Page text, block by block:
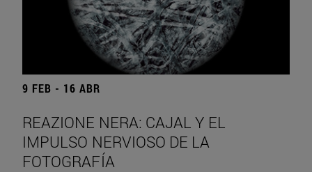
9 FEB - 16 ABR
REAZIONE NERA: CAJAL Y EL
IMPULSO NERVIOSO DE LA
FOTOGRAFÍA